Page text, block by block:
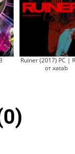
Ruiner (2017) PC |
от xatab